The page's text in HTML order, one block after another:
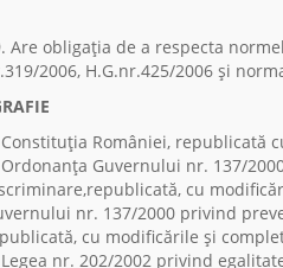
Are obligaţia de a respecta
2006, H.G.nr.425/2006 şi
României, republicată
Guvernului nr. 137/
cu
nr. 137/2000 privind
cu modificările și
nr. 202/2002 privind